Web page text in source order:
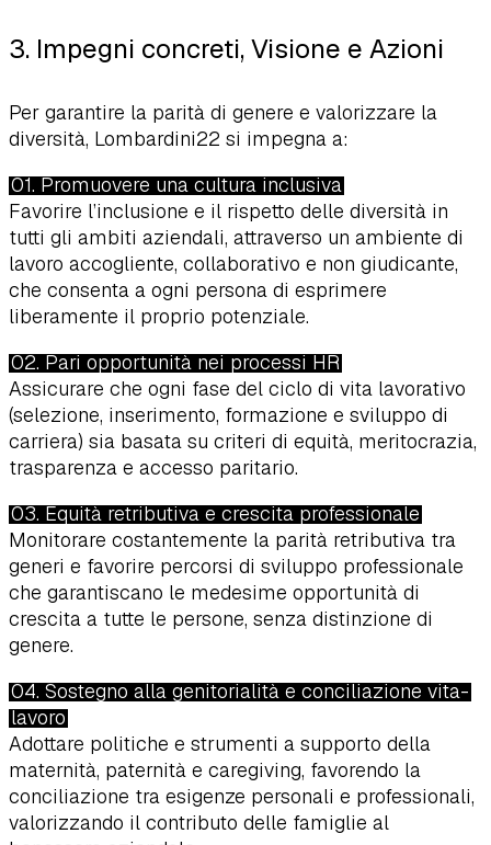
3. Impegni concreti, Visione e Azioni
Per garantire la parità di genere e valorizzare la
diversità, Lombardini22 si impegna a:
01. Promuovere una cultura inclusiva
Favorire l’inclusione e il rispetto delle diversità in
tutti gli ambiti aziendali, attraverso un ambiente di
lavoro accogliente, collaborativo e non giudicante,
che consenta a ogni persona di esprimere
liberamente il proprio potenziale.
02. Pari opportunità nei processi HR
Assicurare che ogni fase del ciclo di vita lavorativo
(selezione, inserimento, formazione e sviluppo di
carriera) sia basata su criteri di equità, meritocrazia,
trasparenza e accesso paritario.
03. Equità retributiva e crescita professionale
Monitorare costantemente la parità retributiva tra
generi e favorire percorsi di sviluppo professionale
che garantiscano le medesime opportunità di
crescita a tutte le persone, senza distinzione di
genere.
04. Sostegno alla genitorialità e conciliazione vita-
lavoro
Adottare politiche e strumenti a supporto della
maternità, paternità e caregiving, favorendo la
conciliazione tra esigenze personali e professionali,
valorizzando il contributo delle famiglie al